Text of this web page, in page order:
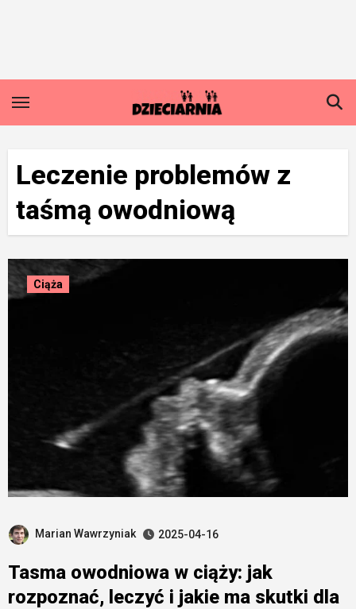
Leczenie problemów z
taśmą owodniową
Ciąża
Marian Wawrzyniak 2025-04-16
Tasma owodniowa w ciąży: jak
rozpoznać, leczyć i jakie ma skutki dla